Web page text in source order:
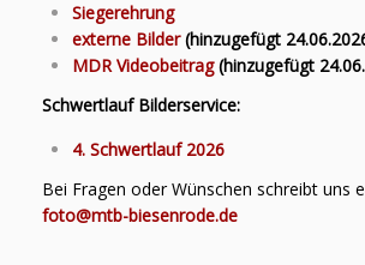
Siegerehrung
externe Bilder(hinzugefügt
MDR Videobeitrag(hinzugefügt
Schwertlauf Bilderservice:
4. Schwertlauf 2026
Bei Fragen oder Wünschen schreibt uns
foto@mtb-biesenrode.de